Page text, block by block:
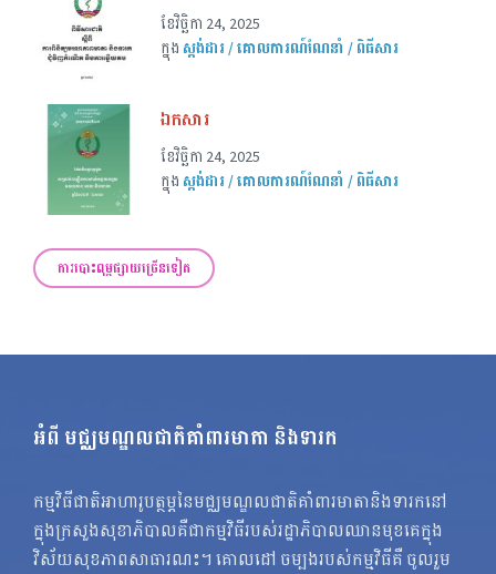
ខែ​វិច្ឆិកា 24, 2025
ក្នុង ស្តង់ដារ / គោលការណ៍ណែនាំ / ពិធីសារ
ឯកសារ
ខែ​វិច្ឆិកា 24, 2025
ក្នុង ស្តង់ដារ / គោលការណ៍ណែនាំ / ពិធីសារ
ការបោះពុម្ពផ្សាយច្រើនទៀត
អំពី មជ្ឈមណ្ឌលជាតិគាំពារមាតា និងទារក
កម្មវិធីជាតិអាហារូបត្ថម្ភនៃមជ្ឈមណ្ឌលជាតិគាំពារមាតានិងទារកនៅ
ក្នុងក្រសួងសុខាភិបាលគឺជាកម្មវិធីរបស់រដ្ឋាភិបាលឈានមុខគេក្នុង
វិស័យសុខភាពសាធារណះ។ គោលដៅ ចម្បងរបស់កម្មវិធីគឺ ចូលរួម